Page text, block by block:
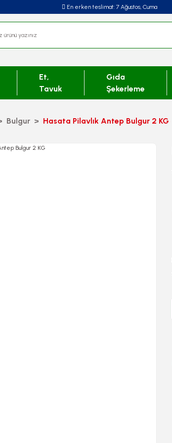
En erken teslimat: 7 Ağustos, Cuma
Et,
Tavuk
Gıda
Şekerleme
Bulgur Hasata Pilavlık Antep Bulgur 2 KG